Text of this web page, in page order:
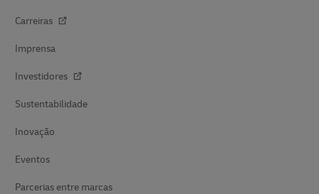
Carreiras
Imprensa
Investidores
Sustentabilidade
Inovação
Eventos
Parcerias entre marcas